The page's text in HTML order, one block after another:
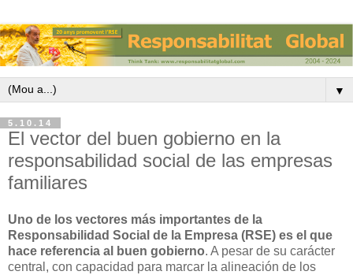
▼
5.10.14
El vector del buen gobierno en la
responsabilidad social de las empresas
familiares
Uno de los vectores más importantes de la
Responsabilidad Social de la Empresa (RSE) es el que
hace referencia al buen gobierno. A pesar de su carácter
central, con capacidad para marcar la alineación de los